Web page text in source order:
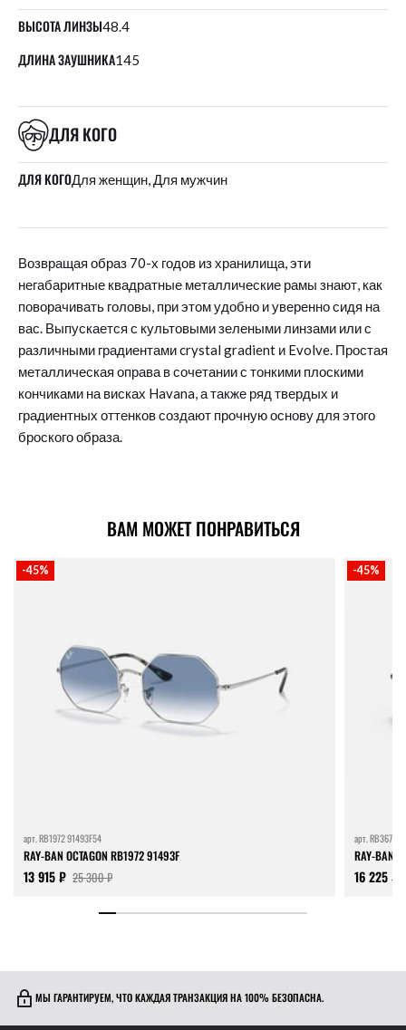
ВЫСОТА ЛИНЗЫ48.4
ДЛИНА ЗАУШНИКА145
ДЛЯ КОГО
ДЛЯ КОГОДля женщин, Для мужчин
Возвращая образ 70-х годов из хранилища, эти
негабаритные квадратные металлические рамы знают, как
поворачивать головы, при этом удобно и уверенно сидя на
вас. Выпускается с культовыми зелеными линзами или с
различными градиентами crystal gradient и Evolve. Простая
металлическая оправа в сочетании с тонкими плоскими
кончиками на висках Havana, а также ряд твердых и
градиентных оттенков создают прочную основу для этого
броского образа.
ВАМ МОЖЕТ ПОНРАВИТЬСЯ
-45%
арт.RB1972 91493F54
RAY-BAN OCTAGON RB1972 91493F
13 915 ₽ 25 300 ₽
-45%
арт.RB3675
RAY-BAN
16 225 ₽
МЫ ГАРАНТИРУЕМ, ЧТО КАЖДАЯ ТРАНЗАКЦИЯ НА 100% БЕЗОПАСНА.